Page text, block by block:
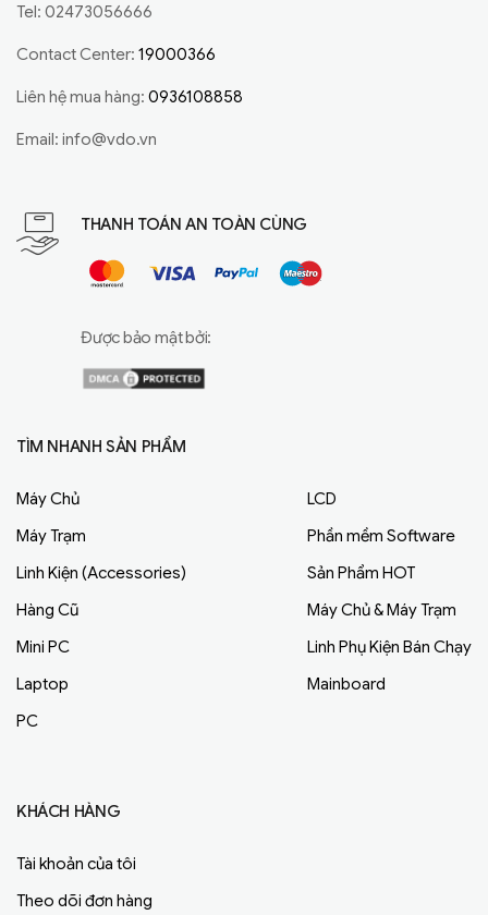
Tel: 02473056666
Contact Center: 19000366
Liên hệ mua hàng: 0936108858
Email: info@vdo.vn
THANH TOÁN AN TOÀN CÙNG
Được bảo mật bởi:
TÌM NHANH SẢN PHẨM
Máy Chủ
Máy Trạm
Linh Kiện (Accessories)
Hàng Cũ
Mini PC
Laptop
PC
LCD
Phần mềm Software
Sản Phẩm HOT
Máy Chủ & Máy Trạm
Linh Phụ Kiện Bán Chạy
Mainboard
KHÁCH HÀNG
Tài khoản của tôi
Theo dõi đơn hàng